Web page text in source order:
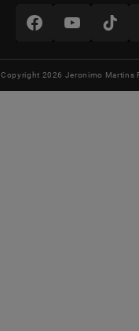
Copyright 2026 Jeronimo Martins